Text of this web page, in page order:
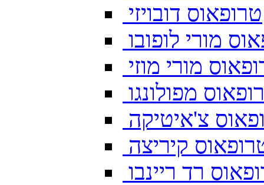
טרופאוס דובויזי
מורי לופובו
מורי מוזי
מפולונגו
צ'איטיקה
קיריצה
רד ריינבו